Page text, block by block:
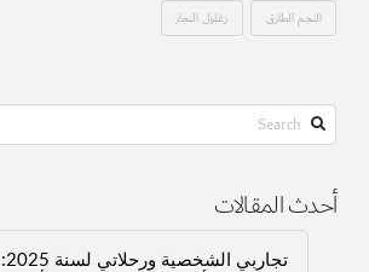
النجم الطارق زغلول النجار
Search
أحدث المقالات